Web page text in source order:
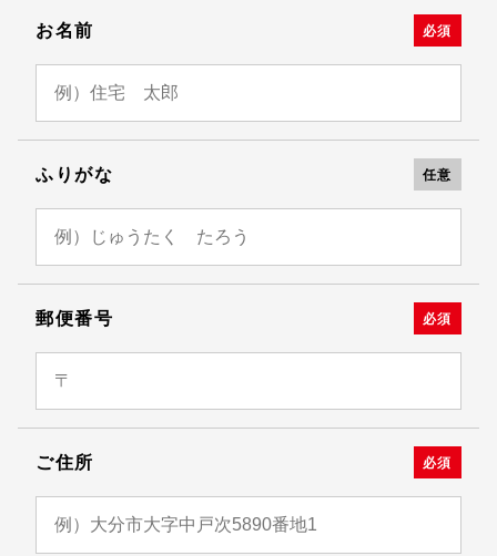
お名前 必須
ふりがな 任意
郵便番号 必須
ご住所 必須